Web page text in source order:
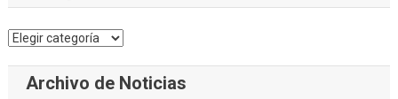
Categorías
Archivo de Noticias